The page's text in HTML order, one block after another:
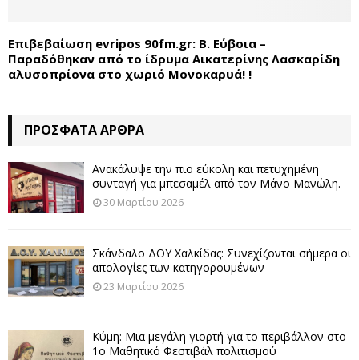
Επιβεβαίωση evripos 90fm.gr: Β. Εύβοια –
Παραδόθηκαν από το ίδρυμα Αικατερίνης Λασκαρίδη
αλυσοπρίονα στο χωριό Μονοκαρυά! !
ΠΡΌΣΦΑΤΑ ΆΡΘΡΑ
Ανακάλυψε την πιο εύκολη και πετυχημένη
συνταγή για μπεσαμέλ από τον Μάνο Μανώλη.
30 Μαρτίου 2026
Σκάνδαλο ΔΟΥ Χαλκίδας: Συνεχίζονται σήμερα οι
απολογίες των κατηγορουμένων
23 Μαρτίου 2026
Κύμη: Μια μεγάλη γιορτή για το περιβάλλον στο
1ο Μαθητικό Φεστιβάλ πολιτισμού